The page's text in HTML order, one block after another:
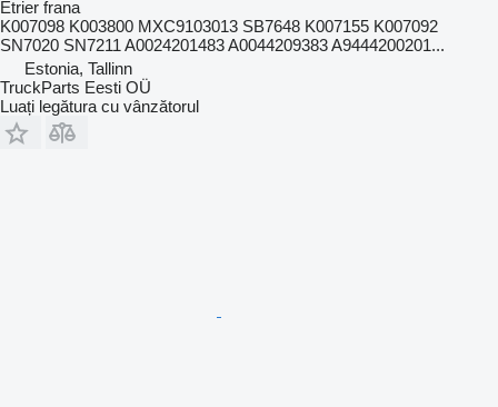
Etrier frana
K007098 K003800 MXC9103013 SB7648 K007155 K007092
SN7020 SN7211 A0024201483 A0044209383 A9444200201...
Estonia, Tallinn
TruckParts Eesti OÜ
Luați legătura cu vânzătorul